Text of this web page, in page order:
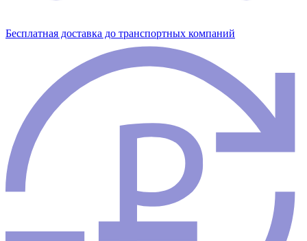
Бесплатная доставка до транспортных компаний